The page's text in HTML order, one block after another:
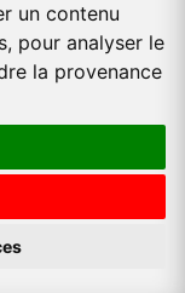
un contenu
pour analyser le
la provenance